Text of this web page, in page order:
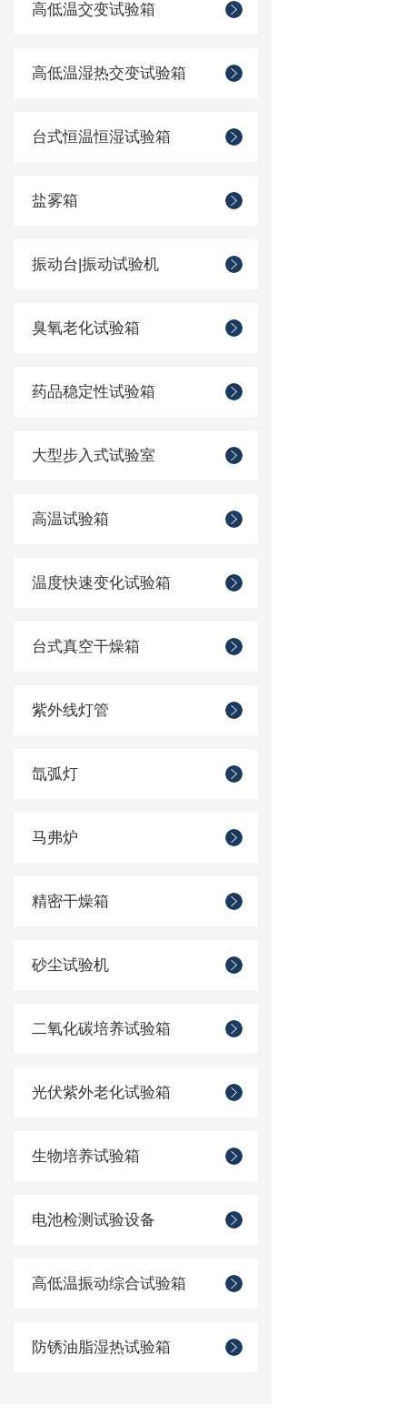
高低温交变试验箱
高低温湿热交变试验箱
台式恒温恒湿试验箱
盐雾箱
振动台|振动试验机
臭氧老化试验箱
药品稳定性试验箱
大型步入式试验室
高温试验箱
温度快速变化试验箱
台式真空干燥箱
紫外线灯管
氙弧灯
马弗炉
精密干燥箱
砂尘试验机
二氧化碳培养试验箱
光伏紫外老化试验箱
生物培养试验箱
电池检测试验设备
高低温振动综合试验箱
防锈油脂湿热试验箱